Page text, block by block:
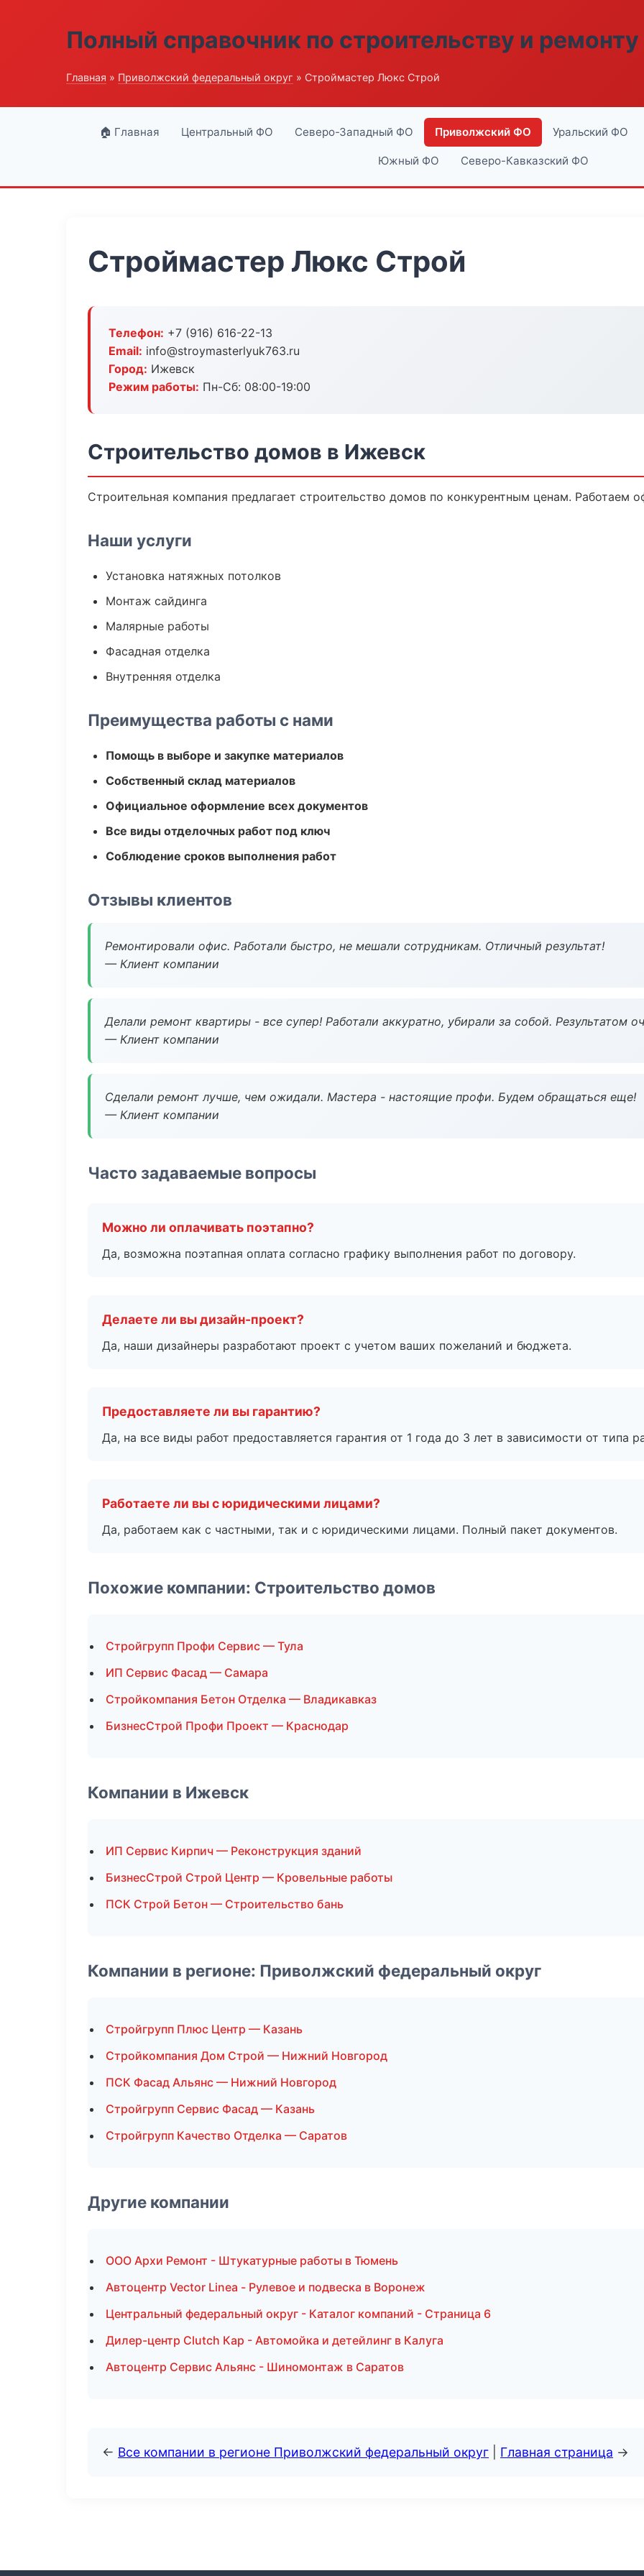
Полный справочник по строительству и ремонту
Главная » Приволжский федеральный округ » Строймастер Люкс Строй
🏠 Главная Центральный ФО Северо-Западный ФО Приволжский ФО Уральский ФО
Южный ФО Северо-Кавказский ФО
Строймастер Люкс Строй
Телефон: +7 (916) 616-22-13
Email: info@stroymasterlyuk763.ru
Город: Ижевск
Режим работы: Пн-Сб: 08:00-19:00
Строительство домов в Ижевск
Строительная компания предлагает строительство домов по конкурентным ценам. Работаем
Наши услуги
Установка натяжных потолков
Монтаж сайдинга
Малярные работы
Фасадная отделка
Внутренняя отделка
Преимущества работы с нами
Помощь в выборе и закупке материалов
Собственный склад материалов
Официальное оформление всех документов
Все виды отделочных работ под ключ
Соблюдение сроков выполнения работ
Отзывы клиентов
Ремонтировали офис. Работали быстро, не мешали сотрудникам. Отличный результат!
— Клиент компании
Делали ремонт квартиры - все супер! Работали аккуратно, убирали за собой. Результатом
— Клиент компании
Сделали ремонт лучше, чем ожидали. Мастера - настоящие профи. Будем обращаться еще!
— Клиент компании
Часто задаваемые вопросы
Можно ли оплачивать поэтапно?
Да, возможна поэтапная оплата согласно графику выполнения работ по договору.
Делаете ли вы дизайн-проект?
Да, наши дизайнеры разработают проект с учетом ваших пожеланий и бюджета.
Предоставляете ли вы гарантию?
Да, на все виды работ предоставляется гарантия от 1 года до 3 лет в зависимости от типа
Работаете ли вы с юридическими лицами?
Да, работаем как с частными, так и с юридическими лицами. Полный пакет документов.
Похожие компании: Строительство домов
Стройгрупп Профи Сервис — Тула
ИП Сервис Фасад — Самара
Стройкомпания Бетон Отделка — Владикавказ
БизнесСтрой Профи Проект — Краснодар
Компании в Ижевск
ИП Сервис Кирпич — Реконструкция зданий
БизнесСтрой Строй Центр — Кровельные работы
ПСК Строй Бетон — Строительство бань
Компании в регионе: Приволжский федеральный округ
Стройгрупп Плюс Центр — Казань
Стройкомпания Дом Строй — Нижний Новгород
ПСК Фасад Альянс — Нижний Новгород
Стройгрупп Сервис Фасад — Казань
Стройгрупп Качество Отделка — Саратов
Другие компании
ООО Архи Ремонт - Штукатурные работы в Тюмень
Автоцентр Vector Linea - Рулевое и подвеска в Воронеж
Центральный федеральный округ - Каталог компаний - Страница 6
Дилер-центр Clutch Кар - Автомойка и детейлинг в Калуга
Автоцентр Сервис Альянс - Шиномонтаж в Саратов
← Все компании в регионе Приволжский федеральный округ Главная страница →